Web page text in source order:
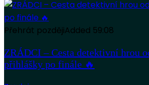
Přehrát pozdějiAdded 59:08
ZRÁDCI – Cesta detektivní hrou
přihlášky po finále 🔥